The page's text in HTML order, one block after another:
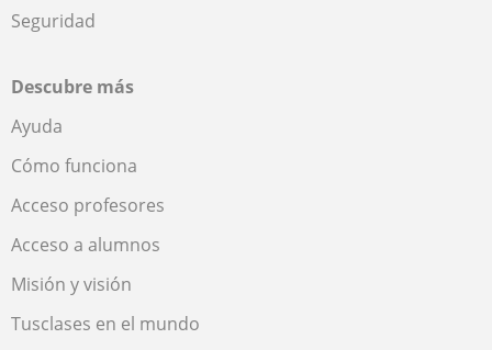
Seguridad
Descubre más
Ayuda
Cómo funciona
Acceso profesores
Acceso a alumnos
Misión y visión
Tusclases en el mundo